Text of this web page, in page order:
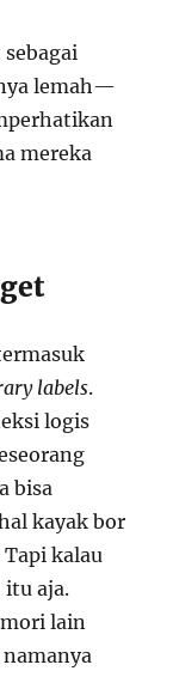
lemah—
mereka
labels.
logis
bisa
kayak bor
kalau
itu aja.
lain